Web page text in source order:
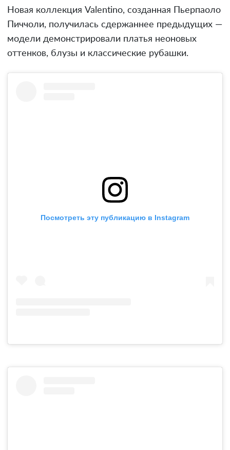
Новая коллекция Valentino, созданная Пьерпаоло
Пиччоли, получилась сдержаннее предыдущих —
модели демонстрировали платья неоновых
оттенков, блузы и классические рубашки.
Посмотреть эту публикацию в Instagram